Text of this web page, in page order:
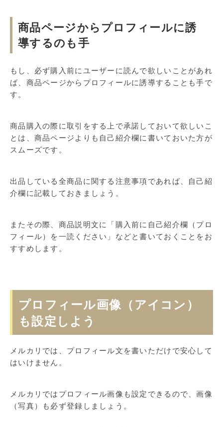
商品ページからプロフィールに誘
導するのも手
もし、必ず購入前にユーザーに読んで欲しいことがあれ
ば、商品ページからプロフィールに誘導することも手で
す。
商品購入の際に取引をする上で承諾しておいて欲しいこ
とは、商品ページよりも自己紹介欄に書いておいた方が
スムーズです。
出品している全商品に関する注意事項であれば、自己紹
介欄に記載しておきましょう。
またその際、商品説明文に「購入前に自己紹介欄（プロ
フィール）を一読ください」などと書いておくことをお
すすめします。
プロフィール画像（アイコン）
も設定しよう
メルカリでは、プロフィール文を書いただけで安心して
はいけません。
メルカリではプロフィール画像も設定できるので、画像
（写真）も必ず登録しましょう。